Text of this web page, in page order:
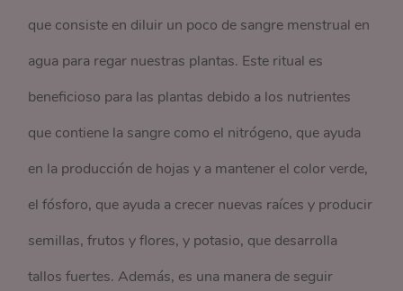
que consiste en diluir un poco de sangre menstrual en
agua para regar nuestras plantas. Este ritual es
beneficioso para las plantas debido a los nutrientes
que contiene la sangre como el nitrógeno, que ayuda
en la producción de hojas y a mantener el color verde,
el fósforo, que ayuda a crecer nuevas raíces y producir
semillas, frutos y flores, y potasio, que desarrolla
tallos fuertes. Además, es una manera de seguir